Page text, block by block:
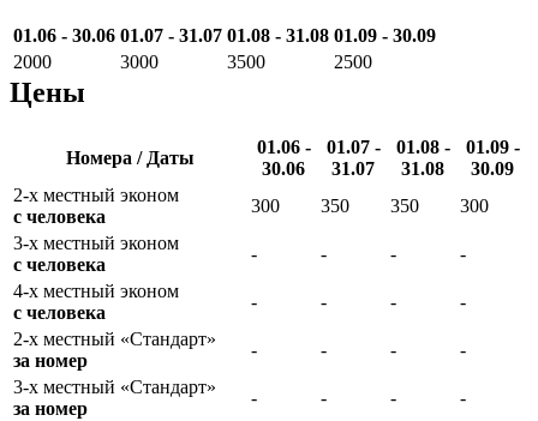
01.06 - 30.06 01.07 - 31.07 01.08 - 31.08 01.09 - 30.09
2000
3000 3500 2500
Цены
Номера / Даты
01.06 -
30.06
01.07 -
31.07
01.08 -
31.08
01.09 -
30.09
2-х местный эконом
с человека
300 350 350
300
3-х местный эконом
с человека
- - -
-
4-х местный эконом
с человека
- - -
-
2-х местный «Стандарт»
за номер
- - -
-
3-х местный «Стандарт»
за номер
- - -
-